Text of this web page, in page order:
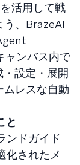
活用して戦
う、BrazeAI
ャンバス内で
設定・展開
ムレスな自動
と
ンドガイド
化されたメ